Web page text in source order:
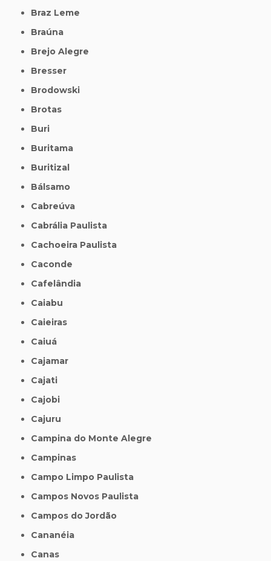
Braz Leme
Braúna
Brejo Alegre
Bresser
Brodowski
Brotas
Buri
Buritama
Buritizal
Bálsamo
Cabreúva
Cabrália Paulista
Cachoeira Paulista
Caconde
Cafelândia
Caiabu
Caieiras
Caiuá
Cajamar
Cajati
Cajobi
Cajuru
Campina do Monte Alegre
Campinas
Campo Limpo Paulista
Campos Novos Paulista
Campos do Jordão
Cananéia
Canas